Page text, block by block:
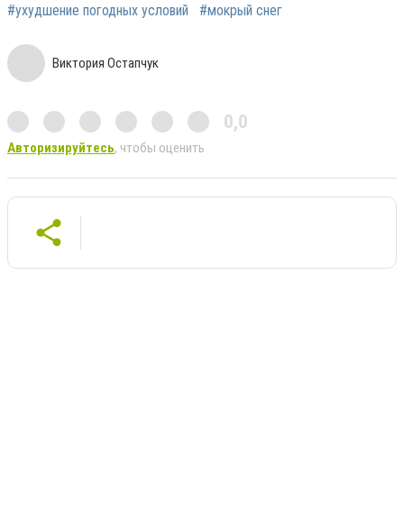
#ухудшение погодных условий #мокрый снег
Виктория Остапчук
0,0
Авторизируйтесь, чтобы оценить